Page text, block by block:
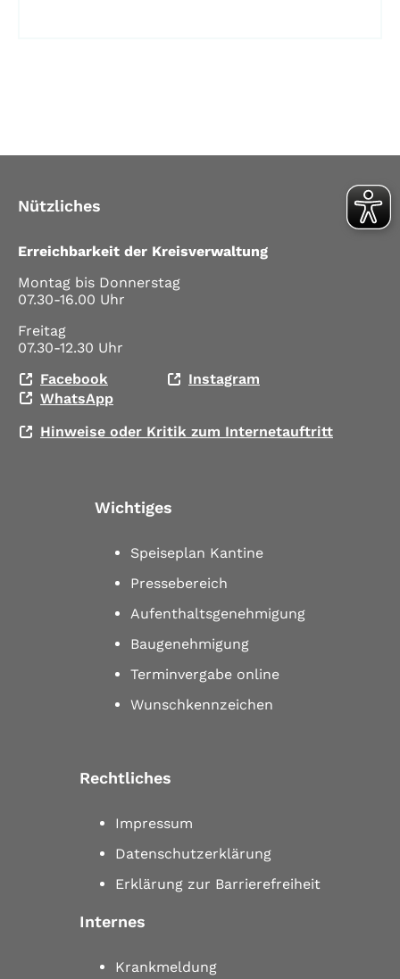
Nützliches
Erreichbarkeit der Kreisverwaltung
Montag bis Donnerstag
07.30-16.00 Uhr
Freitag
07.30-12.30 Uhr
Facebook
Instagram
WhatsApp
Hinweise oder Kritik zum Internetauftritt
Wichtiges
Speiseplan Kantine
Pressebereich
Aufenthaltsgenehmigung
Baugenehmigung
Terminvergabe online
Wunschkennzeichen
Rechtliches
Impressum
Datenschutzerklärung
Erklärung zur Barrierefreiheit
Internes
Krankmeldung